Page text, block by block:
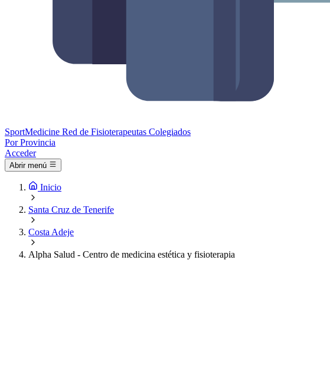
SportMedicine Red de Fisioterapeutas Colegiados
Por Provincia
Acceder
Abrir menú
Inicio
Santa Cruz de Tenerife
Costa Adeje
Alpha Salud - Centro de medicina estética y fisioterapia